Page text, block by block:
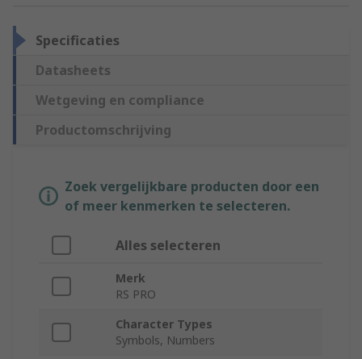
Specificaties
Datasheets
Wetgeving en compliance
Productomschrijving
Zoek vergelijkbare producten door een
of meer kenmerken te selecteren.
Alles selecteren
Merk
RS PRO
Character Types
Symbols, Numbers